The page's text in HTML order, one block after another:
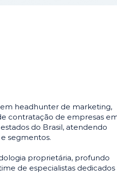
headhunter de marketing,
contratação de empresas
do Brasil, atendendo
segmentos.
proprietária, profundo
de especialistas dedicados